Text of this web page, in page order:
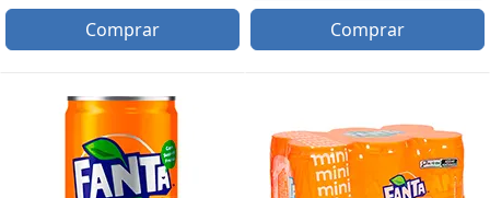
Comprar
Comprar